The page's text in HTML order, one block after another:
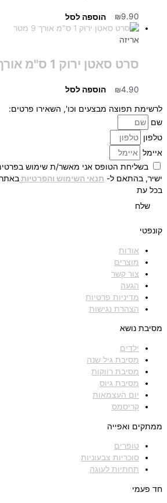
₪9.90 הוספה לסל
אריזה
סרט סאטן ירוק 1 ס"מ אורך 9 מטר
₪4.90 הוספה לסל
לרשימת תפוצה מבצעים וכו', השאירו פרטים:
שם
טלפון
איימל
בשליחת הטופס אני מאשר/ת שימוש בפרטים
ישיר, בהתאם ל- תנאי השימוש והפרטיות
בכל עת
שלח
קונפטי
אודות
מוצרים
צור קשר
הגעה
מדיניות פרטיות
הצהרת נגישות
מסיבת נושא
ילדים
מסיבת גיל שנה
מסיבת רווקות
מסיבת גיוס
יום העצמאות
קריסמס
ממתקים ואפייה
טופרים
סוכריות צבעוניות
תחתיות לעוגה
חד פעמי